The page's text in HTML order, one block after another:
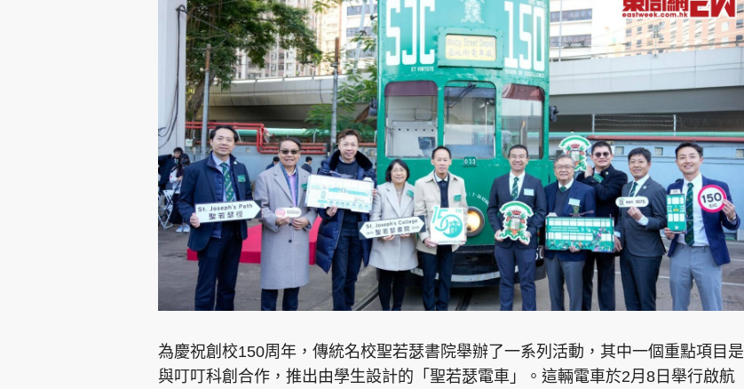
東周食玩通
樂在灣區
飲食玩樂
會員活動
東周JETSO
玄學靈異
東勝運程
智富天下 李居明
神機妙算 李丞責
緣來有理 麥玲玲
鬼靈精怪 威師兄
集團旗下品牌
東周刊 cazbuyer 東Touch PCM 電腦廣場 星島頭條 星島日報 頭條日報
為慶祝創校150周年，傳統名校聖若瑟書院舉辦了一系列活動，其中一個重點項目是
與叮叮科創合作，推出由學生設計的「聖若瑟電車」。這輛電車於2月8日舉行啟航